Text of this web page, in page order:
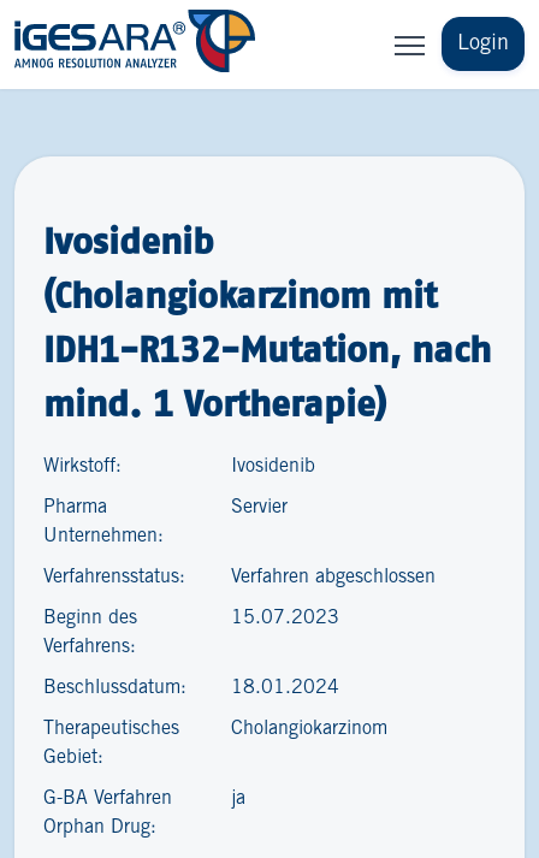
Login
Ivosidenib
(Cholangiokarzinom mit
IDH1-R132-Mutation, nach
mind. 1 Vortherapie)
Wirkstoff: Ivosidenib
Pharma
Unternehmen:
Servier
Verfahrensstatus: Verfahren abgeschlossen
Beginn des
Verfahrens:
15.07.2023
Beschlussdatum: 18.01.2024
Therapeutisches
Gebiet:
Cholangiokarzinom
G-BA Verfahren
Orphan Drug:
ja